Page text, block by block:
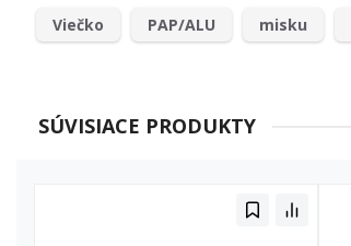
Viečko PAP/ALU misku
SÚVISIACE PRODUKTY